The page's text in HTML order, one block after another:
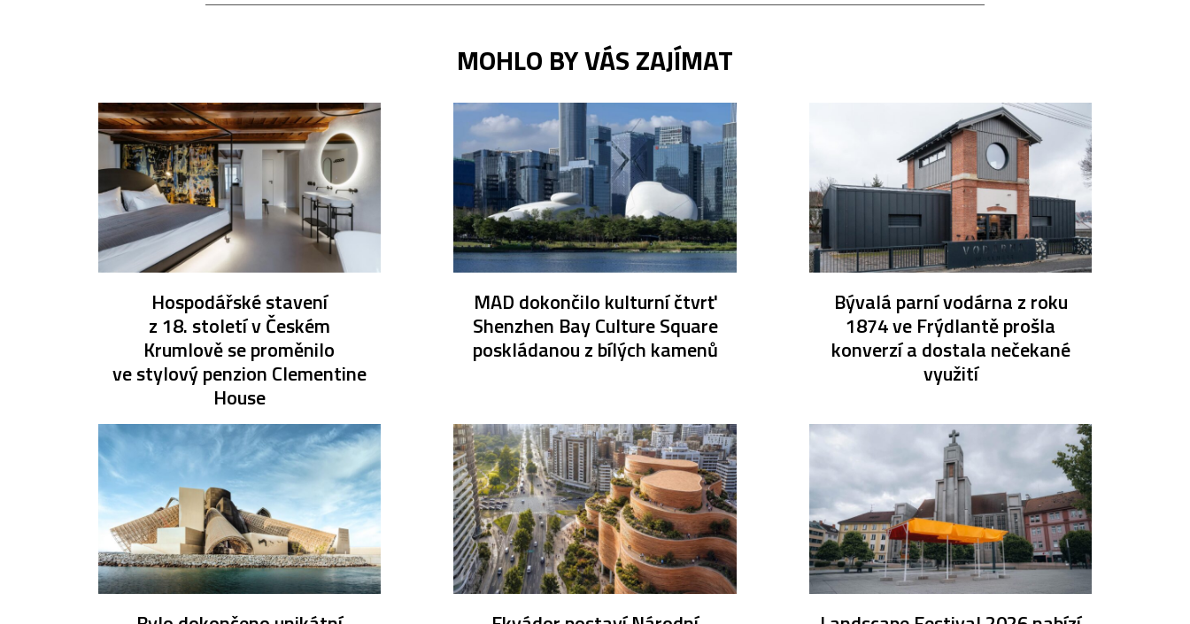
MOHLO BY VÁS ZAJÍMAT
Hospodářské stavení
z 18. století v Českém
Krumlově se proměnilo
ve stylový penzion Clementine
House
MAD dokončilo kulturní čtvrť
Shenzhen Bay Culture Square
poskládanou z bílých kamenů
Bývalá parní vodárna z roku
1874 ve Frýdlantě prošla
konverzí a dostala nečekané
využití